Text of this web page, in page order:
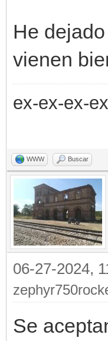
He
vienen
ex-ex-ex-
WWW Buscar
06-27-2024,
Se